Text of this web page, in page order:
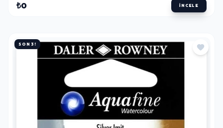
₺0 İNCELE
SON 3!